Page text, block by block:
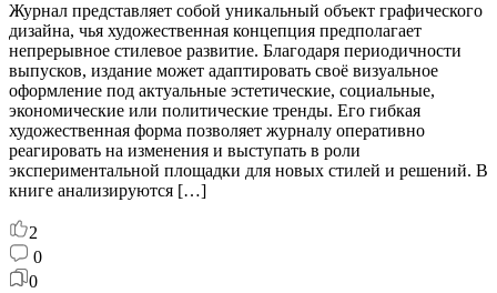
Журнал представляет собой уникальный объект графического
дизайна, чья художественная концепция предполагает
непрерывное стилевое развитие. Благодаря периодичности
выпусков, издание может адаптировать своё визуальное
оформление под актуальные эстетические, социальные,
экономические или политические тренды. Его гибкая
художественная форма позволяет журналу оперативно
реагировать на изменения и выступать в роли
экспериментальной площадки для новых стилей и решений. В
книге анализируются […]
2
0
0